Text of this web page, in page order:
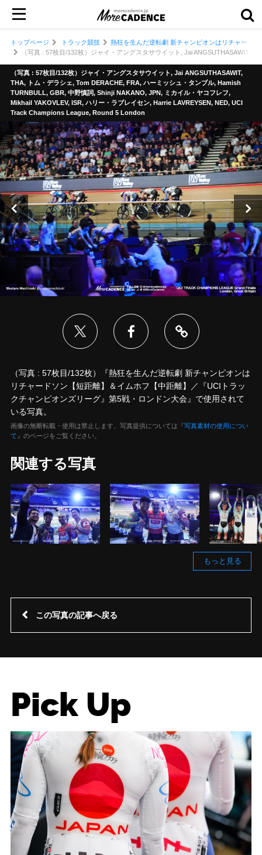
トップページ トラック競技
熱狂を生んだ逆転劇 新チャンピオンはリチャード
（写真 : 57枚目/132枚）ジャイ・アングスタサウイット, Jai ANGSUTHASAWIT,
（写真 : 57枚目/132枚）ジャイ・アングスタサウイット, Jai ANGSUTHASAWIT,
THA, トム・デラシェ, Tom DERACHE, FRA, ハーミッシュ・タンブル, Hamish
TURNBULL, GBR, 中野慎詞, Shinji NAKANO, JPN, ミカイル・ヤコフレフ,
Mikhail YAKOVLEV, ISR, ハリー・ラブレイセン, Harrie LAVREYSEN, NED, UCI
Track Champions League, Round 5 London
（写真 : 57枚目/132枚）『熱狂を生んだ逆転劇 新チャンピオンは
リチャードソン【短距離】＆イムホフ【中距離】／『UCIトラッ
クチャンピオンズリーグ』第5戦・ロンドン大会』で使用されて
いる写真。
画像の無断転載・使用は禁止します。写真提供については『写真素材の使用につい
て 』のページをご覧ください。
関連する写真
もっと見る
この写真の記事へ戻る
Pick Up